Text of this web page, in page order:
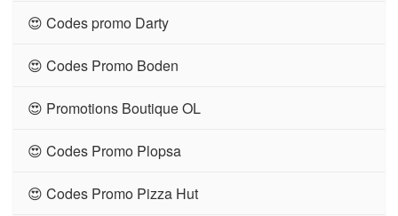
😍 Codes promo Darty
😍 Codes Promo Boden
😍 Promotions Boutique OL
😍 Codes Promo Plopsa
😍 Codes Promo Pizza Hut